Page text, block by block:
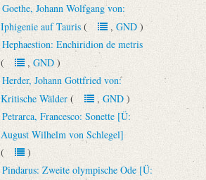
Goethe, Johann Wolfgang von:
Iphigenie auf Tauris (, GND)
Hephaestion: Enchiridion de metris
(, GND)
Herder, Johann Gottfried von:
Kritische Wälder (, GND)
Petrarca, Francesco: Sonette [Ü:
August Wilhelm von Schlegel]
()
Pindarus: Zweite olympische Ode [Ü: